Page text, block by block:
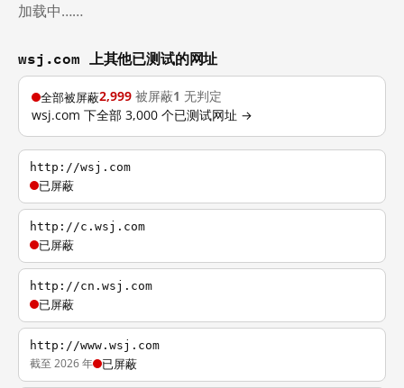
加载中……
wsj.com 上其他已测试的网址
全部被屏蔽2,999 被屏蔽1 无判定
wsj.com 下全部 3,000 个已测试网址 →
http://wsj.com
已屏蔽
http://c.wsj.com
已屏蔽
http://cn.wsj.com
已屏蔽
http://www.wsj.com
截至 2026 年 已屏蔽